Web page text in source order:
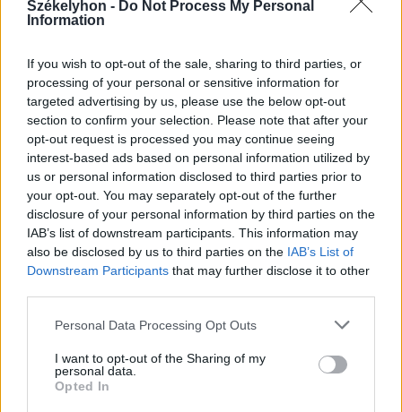
Székelyhon - Do Not Process My Personal
Information
If you wish to opt-out of the sale, sharing to third parties, or
processing of your personal or sensitive information for
targeted advertising by us, please use the below opt-out
section to confirm your selection. Please note that after your
opt-out request is processed you may continue seeing
interest-based ads based on personal information utilized by
us or personal information disclosed to third parties prior to
your opt-out. You may separately opt-out of the further
disclosure of your personal information by third parties on the
IAB’s list of downstream participants. This information may
also be disclosed by us to third parties on the IAB’s List of
Downstream Participants that may further disclose it to other
Personal Data Processing Opt Outs
I want to opt-out of the Sharing of my
personal data.
Opted In
2026. augusztus 06., csütörtök
Netflixen kaphatunk először
betekintést a Grand Theft Auto VI
játékmenetébe